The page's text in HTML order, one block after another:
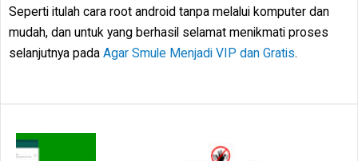
Seperti itulah cara root android tanpa melalui komputer dan
mudah, dan untuk yang berhasil selamat menikmati proses
selanjutnya pada Agar Smule Menjadi VIP dan Gratis.